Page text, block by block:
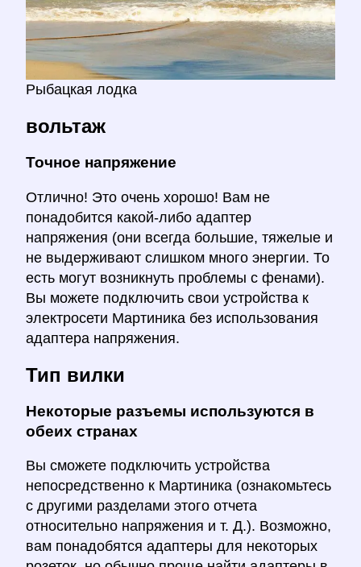
Рыбацкая лодка
вольтаж
Точное напряжение
Отлично! Это очень хорошо! Вам не
понадобится какой-либо адаптер
напряжения (они всегда большие, тяжелые и
не выдерживают слишком много энергии. То
есть могут возникнуть проблемы с фенами).
Вы можете подключить свои устройства к
электросети Мартиника без использования
адаптера напряжения.
Тип вилки
Некоторые разъемы используются в
обеих странах
Вы сможете подключить устройства
непосредственно к Мартиника (ознакомьтесь
с другими разделами этого отчета
относительно напряжения и т. Д.). Возможно,
вам понадобятся адаптеры для некоторых